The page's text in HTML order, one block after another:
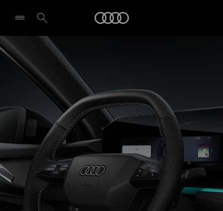
Technologie & Digitalisierung